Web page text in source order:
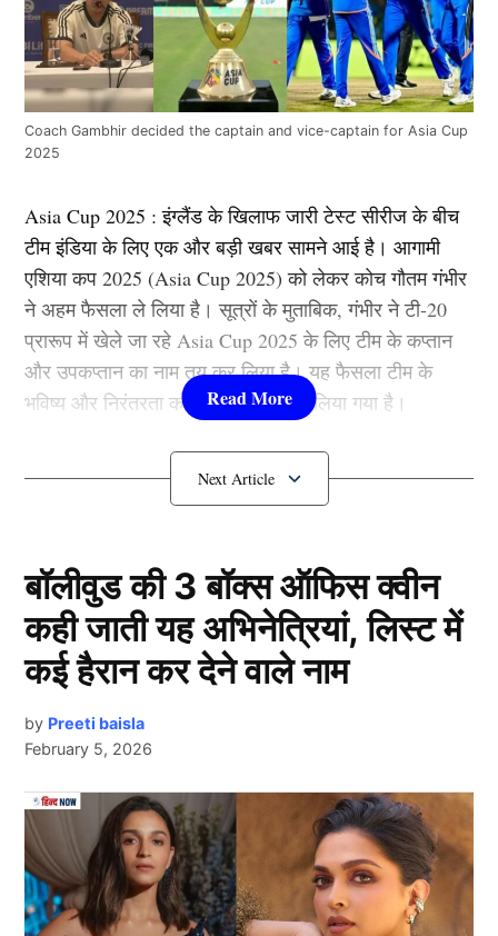
Coach Gambhir decided the captain and vice-captain for Asia Cup
2025
Asia Cup 2025 : इंग्लैंड के खिलाफ जारी टेस्ट सीरीज के बीच
टीम इंडिया के लिए एक और बड़ी खबर सामने आई है। आगामी
एशिया कप 2025 (Asia Cup 2025) को लेकर कोच गौतम गंभीर
ने अहम फैसला ले लिया है। सूत्रों के मुताबिक, गंभीर ने टी-20
प्रारूप में खेले जा रहे Asia Cup 2025 के लिए टीम के कप्तान
और उपकप्तान का नाम तय कर लिया है। यह फैसला टीम के
भविष्य और निरंतरता को ध्यान में रखते हुए लिया गया है।
गंभीर ने तय किए Asia Cup 2025के
कप्तान-उपकप्तान
खबरों की मानें तो टीम इंडिया के कोच गौतम गंभीर एशिया कप
2025 (Asia Cup 2025) के लिए टीम की कप्तानी श्रेयस अय्यर
को सौंप सकते हैं। अय्यर ने आईपीएल 2025 (IPL 2025) में
Next Article
बॉलीवुड की 3 बॉक्स ऑफिस क्वीन
कही जाती यह अभिनेत्रियां, लिस्ट में
कई हैरान कर देने वाले नाम
by Preeti baisla
February 5, 2026